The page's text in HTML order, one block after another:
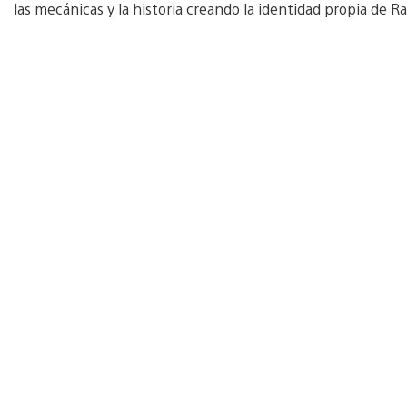
las mecánicas y la historia creando la identidad propia de